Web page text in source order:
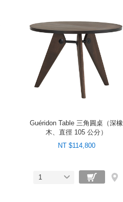
Guéridon Table 三角圓桌（深橡
木、直徑 105 公分）
NT $114,800
1